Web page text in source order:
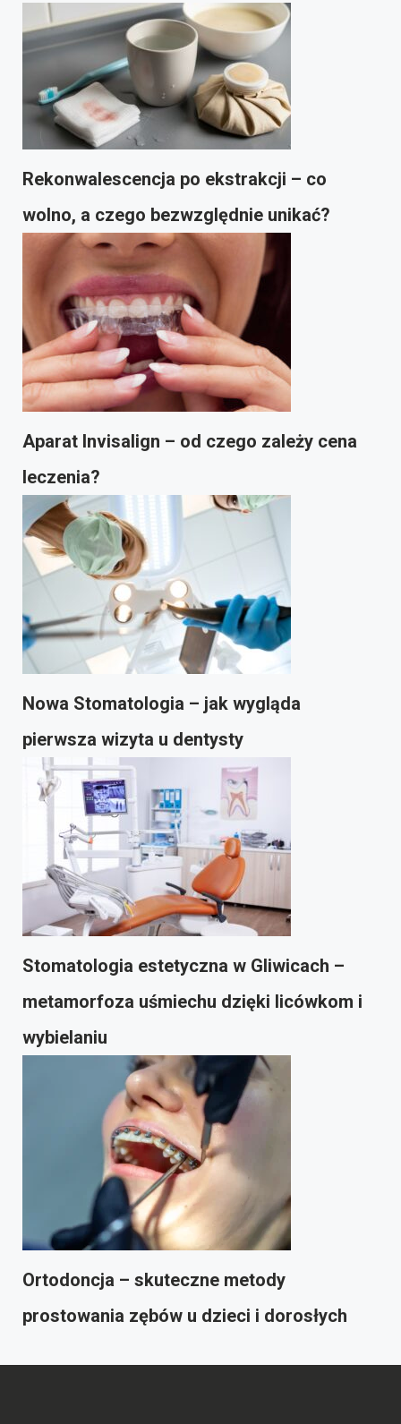
Rekonwalescencja po ekstrakcji – co
wolno, a czego bezwzględnie unikać?
Aparat Invisalign – od czego zależy cena
leczenia?
Nowa Stomatologia – jak wygląda
pierwsza wizyta u dentysty
Stomatologia estetyczna w Gliwicach –
metamorfoza uśmiechu dzięki licówkom i
wybielaniu
Ortodoncja – skuteczne metody
prostowania zębów u dzieci i dorosłych